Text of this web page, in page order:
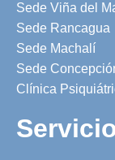
Sede Viña del
Sede Rancagua
Sede Machalí
Sede
Clínica